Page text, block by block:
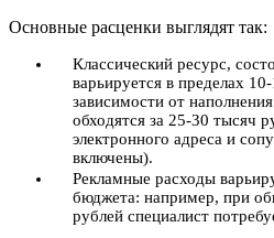
Основные расценки выглядят так:
Классический ресурс,
варьируется в пределах
зависимости от
обходятся за 25-30 тысяч
электронного адреса и
включены).
Рекламные расходы
бюджета: например, при
рублей специалист